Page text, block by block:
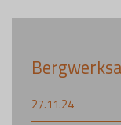
27.11.24